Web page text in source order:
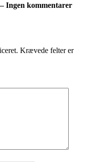
kommentarer
Krævede felter er